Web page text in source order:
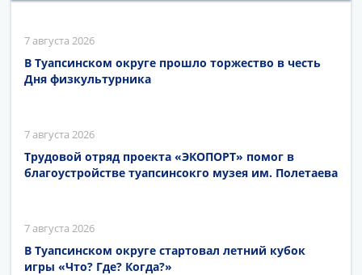
7 августа 2026
В Туапсинском округе прошло торжество в честь
Дня физкультурника
7 августа 2026
Трудовой отряд проекта «ЭКОПОРТ» помог в
благоустройстве туапсинсокго музея им. Полетаева
7 августа 2026
В Туапсинском округе стартовал летний кубок
игры «Что? Где? Когда?»